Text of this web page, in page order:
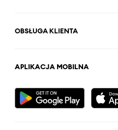
OBSŁUGA KLIENTA
APLIKACJA MOBILNA